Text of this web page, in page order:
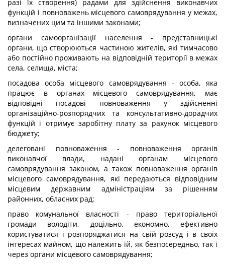
разі їх створення) радами для здійснення виконавчих
функцій і повноважень місцевого самоврядування у межах,
визначених цим та іншими законами;
органи самоорганізації населення - представницькі
органи, що створюються частиною жителів, які тимчасово
або постійно проживають на відповідній території в межах
села, селища, міста;
посадова особа місцевого самоврядування - особа, яка
працює в органах місцевого самоврядування, має
відповідні посадові повноваження у здійсненні
організаційно-розпорядчих та консультативно-дорадчих
функцій і отримує заробітну плату за рахунок місцевого
бюджету;
делеговані повноваження - повноваження органів
виконавчої влади, надані органам місцевого
самоврядування законом, а також повноваження органів
місцевого самоврядування, які передаються відповідним
місцевим державним адміністраціям за рішенням
районних, обласних рад;
право комунальної власності - право територіальної
громади володіти, доцільно, економно, ефективно
користуватися і розпоряджатися на свій розсуд і в своїх
інтересах майном, що належить їй, як безпосередньо, так і
через органи місцевого самоврядування;